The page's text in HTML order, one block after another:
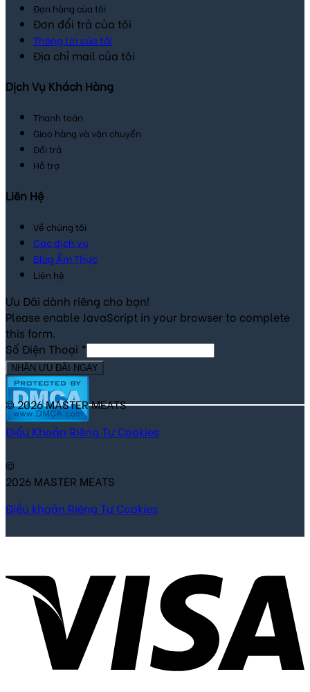
Đơn hàng của tôi
Đơn đổi trả của tôi
Thông tin của tôi
Địa chỉ mail của tôi
Dịch Vụ Khách Hàng
Thanh toán
Giao hàng và vận chuyển
Đổi trả
Hỗ trợ
Liên Hệ
Về chúng tôi
Các dịch vụ
Blog Ẩm Thực
Liên hệ
Ưu Đãi dành riêng cho bạn!
Please enable JavaScript in your browser to complete
this form.
Số Điện Thoại *
NHẬN ƯU ĐÃI NGAY
© 2026 MASTER MEATS
Điểu Khoản Riêng Tư Cookies
©
2026 MASTER MEATS
Điều khoản Riêng Tư Cookies